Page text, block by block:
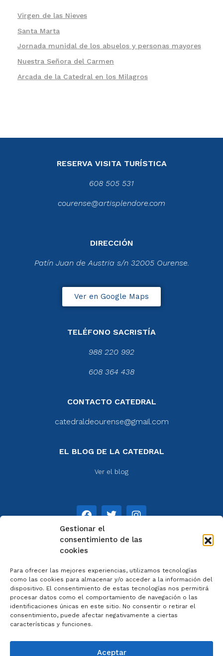
Gestionar el
consentimiento de las
cookies
Para ofrecer las mejores experiencias, utilizamos tecnologías
como las cookies para almacenar y/o acceder a la información del
dispositivo. El consentimiento de estas tecnologías nos permitirá
procesar datos como el comportamiento de navegación o las
identificaciones únicas en este sitio. No consentir o retirar el
consentimiento, puede afectar negativamente a ciertas
características y funciones.
Aceptar
Virgen de las Nieves
Santa Marta
Jornada munidal de los abuelos y personas mayores
Nuestra Señora del Carmen
Arcada de la Catedral en los Milagros
RESERVA VISITA TURÍSTICA
608 505 531
courense@artisplendore.com
DIRECCIÓN
Patín Juan de Austria s/n 32005 Ourense.
Ver en Google Maps
TELÉFONO SACRISTÍA
988 220 992
608 364 438
CONTACTO CATEDRAL
catedraldeourense@gmail.com
EL BLOG DE LA CATEDRAL
Ver el blog
Aviso legal
Política de privacidad
Cookies
Colaboradores
Condiciones generales